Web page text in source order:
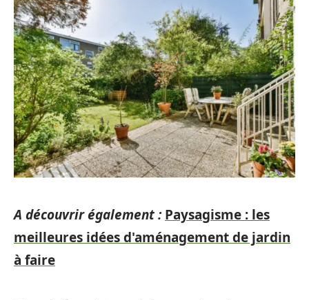
A découvrir également : Paysagisme : les
meilleures idées d'aménagement de jardin
à faire